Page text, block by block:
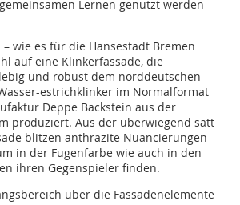
Lernen genutzt werden
– wie es für die Hansestadt Bremen
auf eine Klinkerfassade, die
und robust dem norddeutschen
estrichklinker im Normalformat
Deppe Backstein aus der
produziert. Aus der überwiegend satt
blitzen anthrazite Nuancierungen
in der Fugenfarbe wie auch in den
ihren Gegenspieler finden.
über die Fassadenelemente